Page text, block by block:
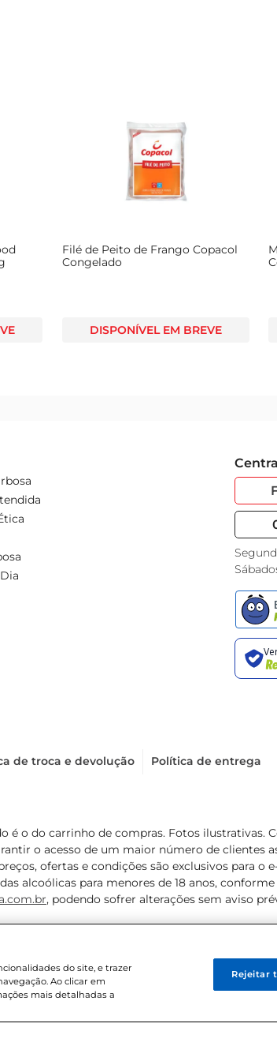
Filé de Peito de Frango Copacol
Congelado
DISPONÍVEL EM BREVE
de troca e devolução Política de entrega
é o do carrinho de compras. Fotos ilustrativas.
o acesso de um maior número de clientes
ofertas e condições são exclusivos para o
alcoólicas para menores de 18 anos,
, podendo sofrer alterações sem aviso
do site, e trazer
Ao clicar em
mais detalhadas a
Rejeitar